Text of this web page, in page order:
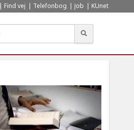
Find vej Telefonbog Job KUnet